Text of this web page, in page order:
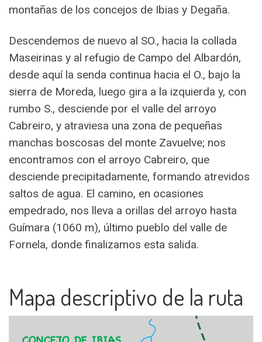
montañas de los concejos de Ibias y Degaña.
Descendemos de nuevo al SO., hacia la collada
Maseirinas y al refugio de Campo del Albardón,
desde aquí la senda continua hacia el O., bajo la
sierra de Moreda, luego gira a la izquierda y, con
rumbo S., desciende por el valle del arroyo
Cabreiro, y atraviesa una zona de pequeñas
manchas boscosas del monte Zavuelve; nos
encontramos con el arroyo Cabreiro, que
desciende precipitadamente, formando atrevidos
saltos de agua. El camino, en ocasiones
empedrado, nos lleva a orillas del arroyo hasta
Guímara (1060 m), último pueblo del valle de
Fornela, donde finalizamos esta salida.
Mapa descriptivo de la ruta